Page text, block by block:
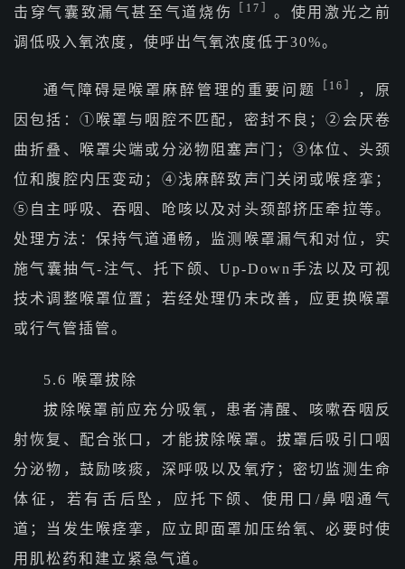
击穿气囊致漏气甚至气道烧伤
［17］ 。使用激光之前
调低吸入氧浓度，使呼出气氧浓度低于30%。
通气障碍是喉罩麻醉管理的重要问题 ［16］
，原
因包括：①喉罩与咽腔不匹配，密封不良；②会厌卷
曲折叠、喉罩尖端或分泌物阻塞声门；③体位、头颈
位和腹腔内压变动；④浅麻醉致声门关闭或喉痉挛；
⑤自主呼吸、吞咽、呛咳以及对头颈部挤压牵拉等。
处理方法：保持气道通畅，监测喉罩漏气和对位，实
施气囊抽气-注气、托下颌、Up-Down手法以及可视
技术调整喉罩位置；若经处理仍未改善，应更换喉罩
或行气管插管。
5.6 喉罩拔除
拔除喉罩前应充分吸氧，患者清醒、咳嗽吞咽反
射恢复、配合张口，才能拔除喉罩。拔罩后吸引口咽
分泌物，鼓励咳痰，深呼吸以及氧疗；密切监测生命
体征，若有舌后坠，应托下颌、使用口/鼻咽通气
道；当发生喉痉挛，应立即面罩加压给氧、必要时使
用肌松药和建立紧急气道。